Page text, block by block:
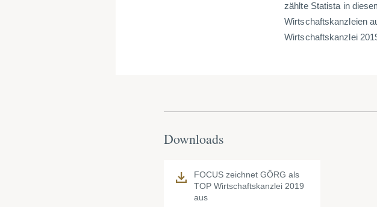
zählte Statista in
Wirtschaftskanzleien
Wirtschaftskanzlei
Downloads
FOCUS zeichnet GÖRG als
TOP Wirtschaftskanzlei 2019
aus